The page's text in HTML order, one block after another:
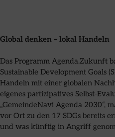
Global denken – lokal Handeln
Das Programm Agenda.Zukunft
Sustainable Development Goals
Handeln mit einer globalen
eigenes partizipatives Selbst-
„GemeindeNavi Agenda 2030“,
vor Ort zu den 17 SDGs bereits
und was künftig in Angriff